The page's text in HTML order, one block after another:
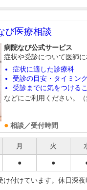
び医療相談
病院なび公式サービス
症状や受診について医師に
症状に適した診療科
受診の目安・タイミン
受診までに気をつける
などにご利用ください。
相談／受付時間
月 火
● ●
付けています。休日深夜